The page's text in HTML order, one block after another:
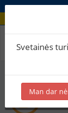
Recepto
Svetainės
Man dar